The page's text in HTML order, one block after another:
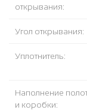
открывания:
Угол открывания:
Уплотнитель:
Наполнение
и коробки: